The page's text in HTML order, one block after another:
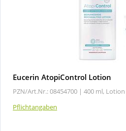
Eucerin AtopiControl Lotion
PZN/Art.Nr.: 08454700 | 400 ml, Lotion
Pflichtangaben